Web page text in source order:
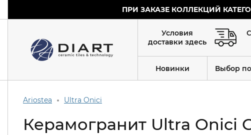
ПРИ ЗАКАЗЕ КОЛЛЕКЦИЙ
Условия
доставки здесь
Новинки Выбор
Ariostea Ultra Onici
Керамогранит Ultra Onici